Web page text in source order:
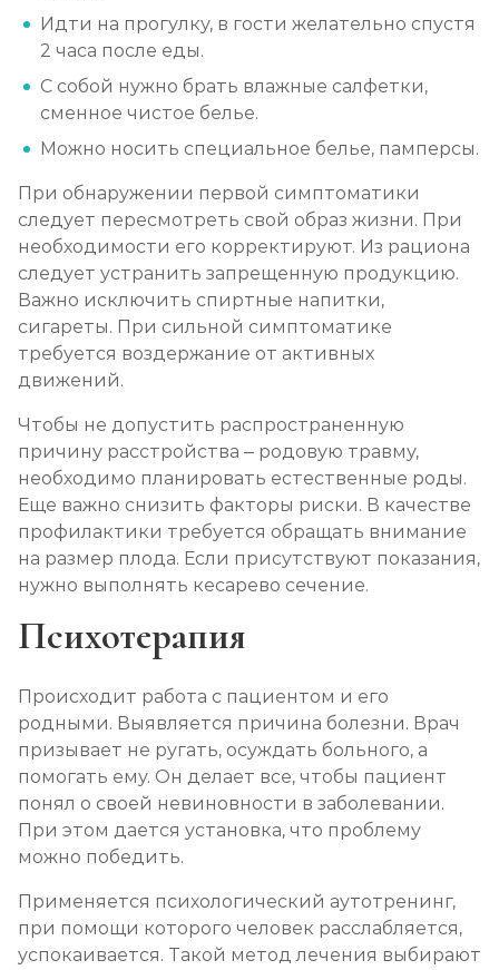
Идти на прогулку, в гости желательно спустя
2 часа после еды.
С собой нужно брать влажные салфетки,
сменное чистое белье.
Можно носить специальное белье, памперсы.
При обнаружении первой симптоматики
следует пересмотреть свой образ жизни. При
необходимости его корректируют. Из рациона
следует устранить запрещенную продукцию.
Важно исключить спиртные напитки,
сигареты. При сильной симптоматике
требуется воздержание от активных
движений.
Чтобы не допустить распространенную
причину расстройства – родовую травму,
необходимо планировать естественные роды.
Еще важно снизить факторы риски. В качестве
профилактики требуется обращать внимание
на размер плода. Если присутствуют показания,
нужно выполнять кесарево сечение.
Психотерапия
Происходит работа с пациентом и его
родными. Выявляется причина болезни. Врач
призывает не ругать, осуждать больного, а
помогать ему. Он делает все, чтобы пациент
понял о своей невиновности в заболевании.
При этом дается установка, что проблему
можно победить.
Применяется психологический аутотренинг,
при помощи которого человек расслабляется,
успокаивается. Такой метод лечения выбирают